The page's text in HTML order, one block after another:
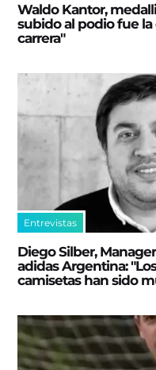
Waldo Kantor,
subido al podio fue
carrera"
Entrevistas
Diego Silber,
adidas Argentina:
camisetas han sido